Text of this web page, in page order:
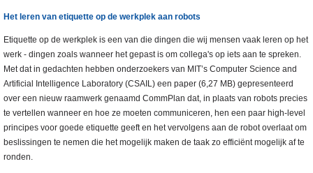
Het leren van etiquette op de werkplek aan robots
Etiquette op de werkplek is een van die dingen die wij mensen vaak leren op het
werk - dingen zoals wanneer het gepast is om collega's op iets aan te spreken.
Met dat in gedachten hebben onderzoekers van MIT’s Computer Science and
Artificial Intelligence Laboratory (CSAIL) een paper (6,27 MB) gepresenteerd
over een nieuw raamwerk genaamd CommPlan dat, in plaats van robots precies
te vertellen wanneer en hoe ze moeten communiceren, hen een paar high-level
principes voor goede etiquette geeft en het vervolgens aan de robot overlaat om
beslissingen te nemen die het mogelijk maken de taak zo efficiënt mogelijk af te
ronden.